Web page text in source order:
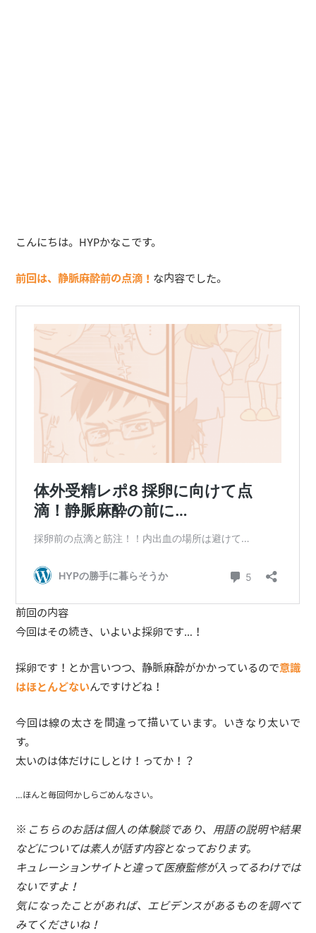
こんにちは。HYPかなこです。
前回は、静脈麻酔前の点滴！ な内容でした。
前回の内容
今回はその続き、いよいよ採卵です…！
採卵です！とか言いつつ、静脈麻酔がかかっているので意識
はほとんどないんですけどね！
今回は線の太さを間違って描いています。いきなり太いで
す。
太いのは体だけにしとけ！ってか！？
…ほんと毎回何かしらごめんなさい。
※ こちらのお話は個人の体験談であり、用語の説明や結果
などについては素人が話す内容となっております。
キュレーションサイトと違って医療監修が入ってるわけでは
ないですよ！
気になったことがあれば、エビデンスがあるものを調べて
みてくださいね！